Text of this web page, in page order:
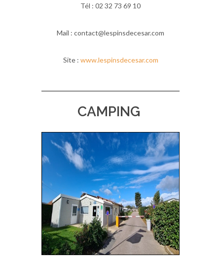
Tél : 02 32 73 69 10
Mail : contact@lespinsdecesar.com
Site : www.lespinsdecesar.com
CAMPING